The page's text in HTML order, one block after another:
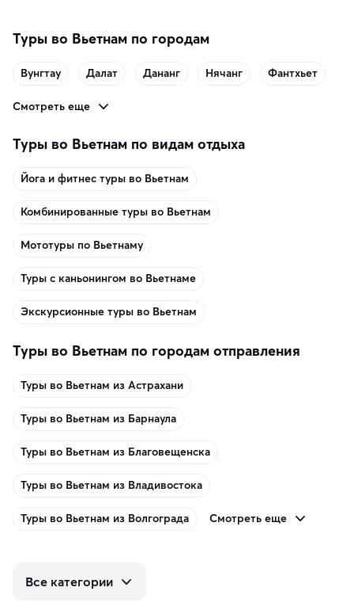
Туры во Вьетнам по городам
Вунгтау Далат Дананг Нячанг Фантхьет
Смотреть еще
Туры во Вьетнам по видам отдыха
Йога и фитнес туры во Вьетнам
Комбинированные туры во Вьетнам
Мототуры по Вьетнаму
Туры с каньонингом во Вьетнаме
Экскурсионные туры во Вьетнам
Туры во Вьетнам по городам отправления
Туры во Вьетнам из Астрахани
Туры во Вьетнам из Барнаула
Туры во Вьетнам из Благовещенска
Туры во Вьетнам из Владивостока
Туры во Вьетнам из Волгограда Смотреть еще
Все категории